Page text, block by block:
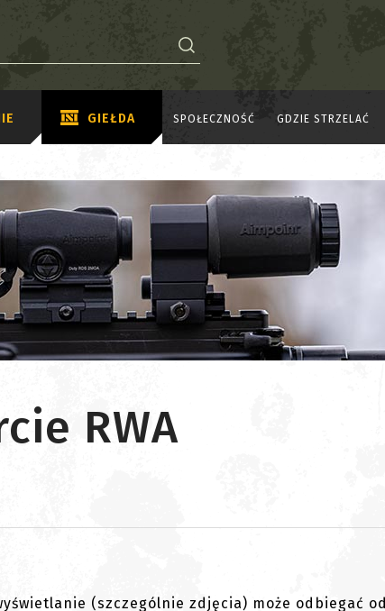
GIEŁDA SPOŁECZNOŚĆ GDZIE STRZELAĆ
RWA
(szczególnie zdjęcia) może odbiegać od